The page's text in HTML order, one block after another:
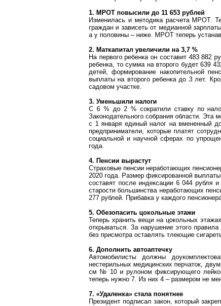
1. МРОТ повысили до 11 653 рублей
Изменилась и методика расчета МРОТ.
граждан и зависеть от медианной
а у половины – ниже. МРОТ теперь
2. Маткапитал увеличили на 3,7 %
На первого ребенка он составит 483 882
ребенка, то сумма на второго будет 639
детей, формирование накопительной
выплаты на второго ребенка до 3 лет.
садовом участке.
3. Уменьшили налоги
С 6 % до 2 % сократили ставку по
Законодательного собрания области. Эта
с 1 января единый налог на вмененный
предприниматели, которые платят
социальной и научнойсферах по
года.
4. Пенсии вырастут
Страховые пенсии неработающих
2020 года. Размер фиксированной
составят после индексации 6 044 рубля
старости большинства неработающих
277 рублей. Прибавка у каждого
5. Обезопасить цокольные этажи
Теперь хранить вещи на цокольных
открываться. За нарушение этого
без присмотра оставлять тлеющие
6. Дополнить автоаптечку
Автомобилисты должны
нестерильных медицинских перчаток,
см № 10 и рулоном фиксирующего
теперь нужно 7. Из них 4 – размером не
7. «Удаленка» стала понятнее
Президент подписал закон, который